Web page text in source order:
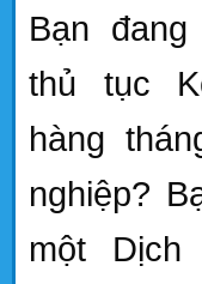
Bạn
thủ tục
hàng
nghiệp?
một